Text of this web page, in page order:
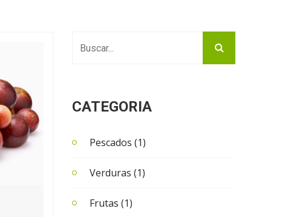
CATEGORIA
Pescados (1)
Verduras (1)
Frutas (1)